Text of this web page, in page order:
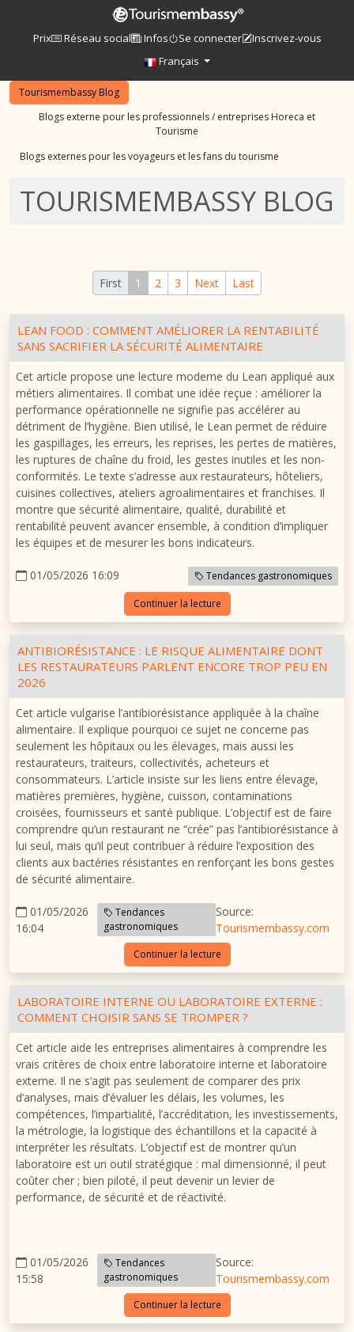
Prix Réseau social Infos Se connecter
Inscrivez-vous
Français
Tourismembassy Blog
Blogs externe pour les professionnels / entreprises Horeca et
Tourisme
Blogs externes pour les voyageurs et les fans du tourisme
TOURISMEMBASSY BLOG
First 1 2 3 Next Last
LEAN FOOD : COMMENT AMÉLIORER LA RENTABILITÉ
SANS SACRIFIER LA SÉCURITÉ ALIMENTAIRE
Cet article propose une lecture moderne du Lean appliqué aux
métiers alimentaires. Il combat une idée reçue : améliorer la
performance opérationnelle ne signifie pas accélérer au
détriment de l’hygiène. Bien utilisé, le Lean permet de réduire
les gaspillages, les erreurs, les reprises, les pertes de matières,
les ruptures de chaîne du froid, les gestes inutiles et les non-
conformités. Le texte s’adresse aux restaurateurs, hôteliers,
cuisines collectives, ateliers agroalimentaires et franchises. Il
montre que sécurité alimentaire, qualité, durabilité et
rentabilité peuvent avancer ensemble, à condition d’impliquer
les équipes et de mesurer les bons indicateurs.
01/05/2026 16:09 Tendances gastronomiques
Continuer la lecture
ANTIBIORÉSISTANCE : LE RISQUE ALIMENTAIRE DONT
LES RESTAURATEURS PARLENT ENCORE TROP PEU EN
2026
Cet article vulgarise l’antibiorésistance appliquée à la chaîne
alimentaire. Il explique pourquoi ce sujet ne concerne pas
seulement les hôpitaux ou les élevages, mais aussi les
restaurateurs, traiteurs, collectivités, acheteurs et
consommateurs. L’article insiste sur les liens entre élevage,
matières premières, hygiène, cuisson, contaminations
croisées, fournisseurs et santé publique. L’objectif est de faire
comprendre qu’un restaurant ne “crée” pas l’antibiorésistance à
lui seul, mais qu’il peut contribuer à réduire l’exposition des
clients aux bactéries résistantes en renforçant les bons gestes
de sécurité alimentaire.
01/05/2026
16:04
Tendances
gastronomiques
Source:
Tourismembassy.com
Continuer la lecture
LABORATOIRE INTERNE OU LABORATOIRE EXTERNE :
COMMENT CHOISIR SANS SE TROMPER ?
Cet article aide les entreprises alimentaires à comprendre les
vrais critères de choix entre laboratoire interne et laboratoire
externe. Il ne s’agit pas seulement de comparer des prix
d’analyses, mais d’évaluer les délais, les volumes, les
compétences, l’impartialité, l’accréditation, les investissements,
la métrologie, la logistique des échantillons et la capacité à
interpréter les résultats. L’objectif est de montrer qu’un
laboratoire est un outil stratégique : mal dimensionné, il peut
coûter cher ; bien piloté, il peut devenir un levier de
performance, de sécurité et de réactivité.
01/05/2026
15:58
Tendances
gastronomiques
Source:
Tourismembassy.com
Continuer la lecture